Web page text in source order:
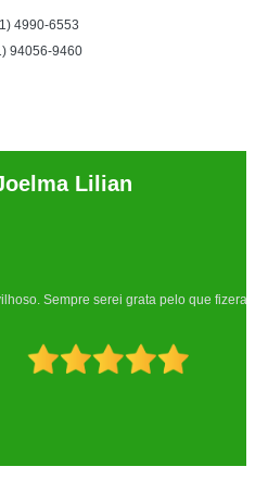
4990-6553
94056-9460
serei grata pelo que fizeram por nós!